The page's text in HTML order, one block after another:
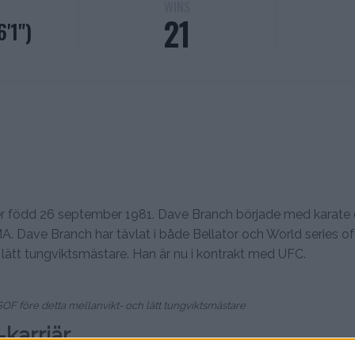
21
född 26 september 1981. Dave Branch började med karate
Dave Branch har tävlat i både Bellator och World series
tungviktsmästare. Han är nu i kontrakt med UFC.
före detta mellanvikt- och lätt tungviktsmästare
karriär